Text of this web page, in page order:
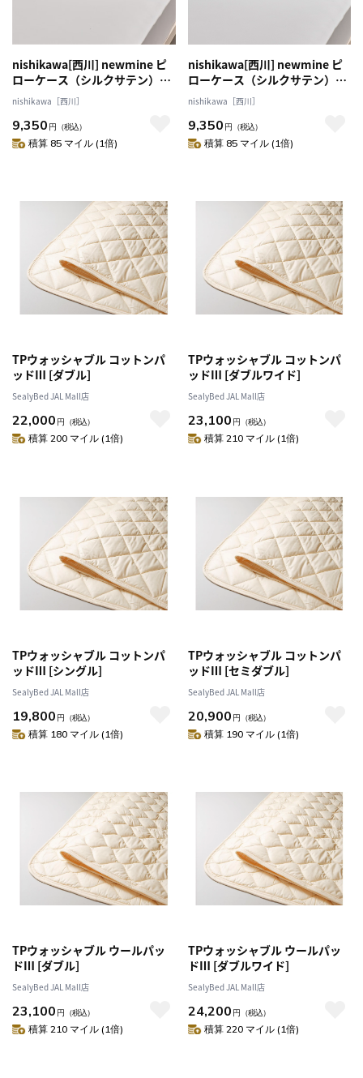
nishikawa[西川] newmine ピ
ローケース（シルクサテン）ホ
ワイト 送料込み
nishikawa［西川］
9,350 円 （税込）
積算 85 マイル (1倍)
nishikawa[西川] newmine ピ
ローケース（シルクサテン）ネ
イビー 送料込み
nishikawa［西川］
9,350 円 （税込）
積算 85 マイル (1倍)
TPウォッシャブル コットンパ
ッドⅢ [ダブル]
SealyBed JAL Mall店
22,000 円 （税込）
積算 200 マイル (1倍)
TPウォッシャブル コットンパ
ッドⅢ [ダブルワイド]
SealyBed JAL Mall店
23,100 円 （税込）
積算 210 マイル (1倍)
TPウォッシャブル コットンパ
ッドⅢ [シングル]
SealyBed JAL Mall店
19,800 円 （税込）
積算 180 マイル (1倍)
TPウォッシャブル コットンパ
ッドⅢ [セミダブル]
SealyBed JAL Mall店
20,900 円 （税込）
積算 190 マイル (1倍)
TPウォッシャブル ウールパッ
ドⅢ [ダブル]
SealyBed JAL Mall店
23,100 円 （税込）
積算 210 マイル (1倍)
TPウォッシャブル ウールパッ
ドⅢ [ダブルワイド]
SealyBed JAL Mall店
24,200 円 （税込）
積算 220 マイル (1倍)